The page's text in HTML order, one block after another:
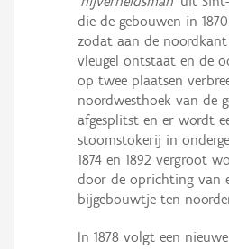
die de gebouwen in
zodat aan de noordkant
vleugel ontstaat en de
op twee plaatsen
noordwesthoek van de
afgesplitst en er wordt
stoomstokerij in
1874 en 1892 vergroot
door de oprichting van
bijgebouwtje ten
In 1878 volgt een